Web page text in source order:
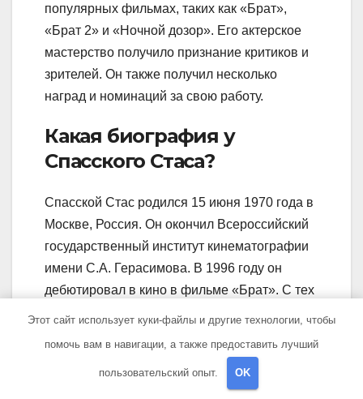
популярных фильмах, таких как «Брат»,
«Брат 2» и «Ночной дозор». Его актерское
мастерство получило признание критиков и
зрителей. Он также получил несколько
наград и номинаций за свою работу.
Какая биография у
Спасского Стаса?
Спасской Стас родился 15 июня 1970 года в
Москве, Россия. Он окончил Всероссийский
государственный институт кинематографии
имени С.А. Герасимова. В 1996 году он
дебютировал в кино в фильме «Брат». С тех
Этот сайт использует куки-файлы и другие технологии, чтобы
помочь вам в навигации, а также предоставить лучший
пользовательский опыт. OK